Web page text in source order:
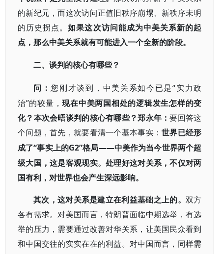
的新纪元，而这次访问正值旧秩序崩塌、新秩序未明
的历史拐点。如果这次访问能成为中美关系新的起
点，那么中美关系就有可能进入一个全新的阶段。
二、谈判的核心有哪些？
问：您刚才谈到，中美关系如今已是“实力政
治”的较量，现在中美两国相处的逻辑发生怎样的变
化？本次会晤谈判的核心有哪些？郑永年：要回答这
个问题，首先，就要看清一个基本事实：世界已经形
成了“事实上的G2”格局——中美作为当今世界两个超
级大国，这是客观现实。处理好这对关系，不仅对两
国有利，对世界也会产生深远影响。
其次，这对关系是建立在利益基础之上的。 双方
各有需求。对美国而言，特朗普面临中期选举，有选
举的压力，需要通过改善对华关系，让美国民众看到
和中国交往的实实在在的利益。对中国而言，同样需